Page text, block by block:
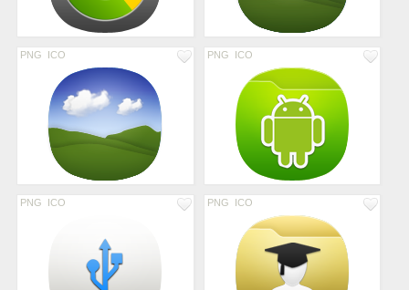
PNG ICO PNG ICO
PNG ICO PNG ICO